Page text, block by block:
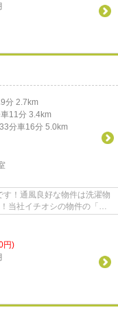
分 2.7km
11分 3.4km
分車16分 5.0km
！通風良好な物件は洗濯物
当社イチオシの物件の「ナ
円)